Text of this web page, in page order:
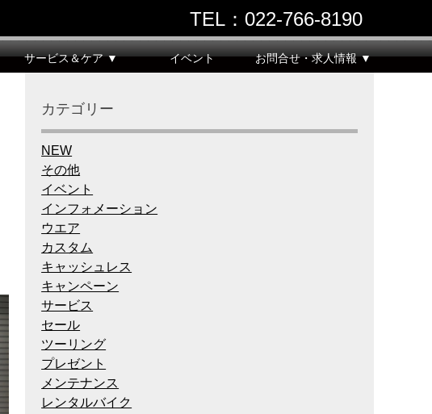
TEL：022‐766‐8190
サービス＆ケア ▼ イベント お問合せ・求人情報 ▼
カテゴリー
NEW
その他
イベント
インフォメーション
ウエア
カスタム
キャッシュレス
キャンペーン
サービス
セール
ツーリング
プレゼント
メンテナンス
レンタルバイク